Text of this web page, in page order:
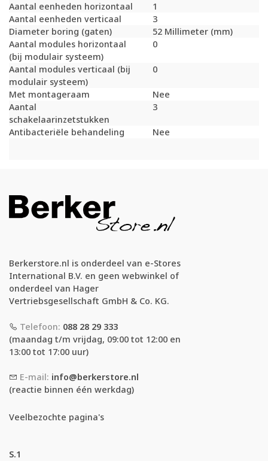
Aantal eenheden horizontaal
1
Aantal eenheden verticaal
3
Diameter boring (gaten)
52 Millimeter (mm)
Aantal modules horizontaal
(bij modulair systeem)
0
Aantal modules verticaal (bij
modulair systeem)
0
Met montageraam
Nee
Aantal
schakelaarinzetstukken
3
Antibacteriële behandeling Nee
Berkerstore.nl is onderdeel van e-Stores
International B.V. en geen webwinkel of
onderdeel van Hager
Vertriebsgesellschaft GmbH & Co. KG.
Telefoon: 088 28 29 333
(maandag t/m vrijdag, 09:00 tot 12:00 en
13:00 tot 17:00 uur)
E-mail: info@berkerstore.nl
(reactie binnen één werkdag)
Veelbezochte pagina's
S.1